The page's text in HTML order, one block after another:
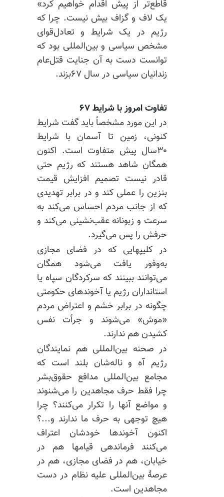
قاطع‌تر از پیش اقدام خواهیم کرد»
یک لاف و گزاف بیش نیست. چرا که
رژیم در یک شرایط و تعادل‌قوای
مشخص سیاسی و بین‌المللی بود که
توانست دست به آن جنایت قتل‌عام
زندانیان سیاسی در سال ۶۷بزند.
تفاوت امروز با شرایط ۶۷
در این مورد مشخصاً باید گفت شرایط
کنونی، زمین تا آسمان با شرایط
۳۰سال پیش متفاوت است. اکنون
همگان شاهد هستند که رژیم حتی
قادر نیست تصمیم افزایش قیمت
بنزین را عملی کند و در برابر تهدیدی
که از جانب مردم احساس می‌کند به
سرعت و زبونانه عقب‌نشینی می‌کند و
حرفش را پس می‌گیرد.
در کلیپهایی که در فضای مجازی
به‌وفور یافت می‌شود همگان
می‌توانند ببینند که سرکردگان سپاه یا
استانداران رژیم یا آخوندهای حکومتی
چگونه در برابر خشم و اعتراض مردم
«موش» می‌شوند و جرأت نفس
کشیدن هم ندارند.
در صحنه بین‌المللی هم نمایندگان
رژیم آه و ناله‌شان بلند است که
مجامع بین‌المللی مدافع حقوق‌بشر
چرا فقط حرف مجاهدین را می‌شنوند
و مواضع آنها را تکرار می‌کنند؟ چرا
هیچ توجهی به حرف ما ندارند و...؟
اکنون آخوندها خودشان اعتراف
می‌کنند فرماندهی قیامها هم در
خیابان، هم در فضای مجازی، هم در
عرصهٔ بین‌المللی علیه نظام در دست
مجاهدین است.